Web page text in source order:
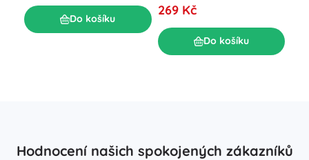
Do košíku
269 Kč
Do košíku
Hodnocení našich spokojených zákazníků